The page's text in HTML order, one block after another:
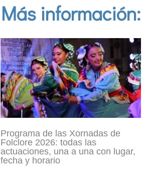
Más información:
Programa de las Xornadas de
Folclore 2026: todas las
actuaciones, una a una con lugar,
fecha y horario